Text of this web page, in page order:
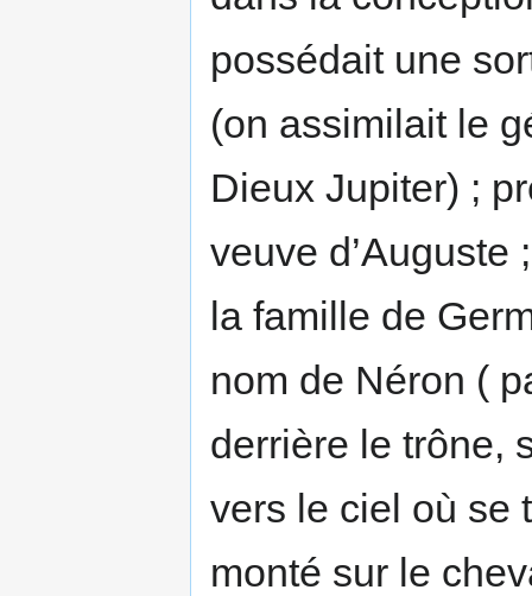
possédait une
(on assimilait le
Dieux Jupiter) ;
veuve
la famille de
nom de Néron (
derrière le trône,
vers le ciel où se
monté sur le